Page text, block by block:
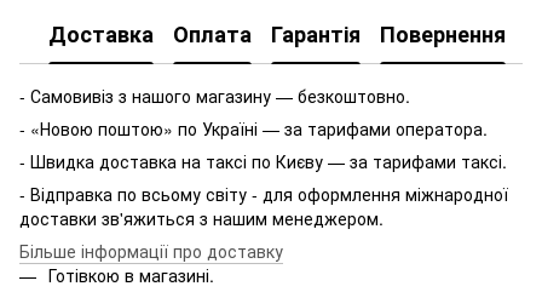
Доставка Оплата Гарантія Повернення
- Самовивіз з нашого магазину — безкоштовно.
- «Новою поштою» по Україні — за тарифами оператора.
- Швидка доставка на таксі по Києву — за тарифами таксі.
- Відправка по всьому світу - для оформлення міжнародної
доставки зв'яжиться з нашим менеджером.
Більше інформації про доставку
Готівкою в магазині.